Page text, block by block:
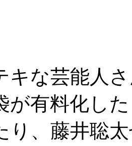
キな芸能人
が有料化し
り、藤井聡